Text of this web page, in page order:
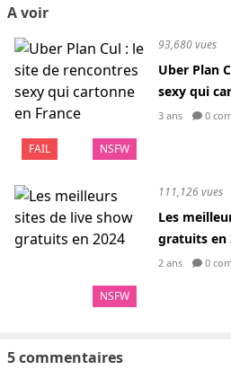
A voir
FAIL NSFW
93,680 vues
Uber Plan
sexy qui
3 ans 0
NSFW
111,126 vues
Les
gratuits en
2 ans 0
5 commentaires